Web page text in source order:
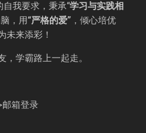
自我要求，秉承“学习与实践相
，用“严格的爱” ，倾心培优
未来添彩！
，学霸路上一起走。
邮箱登录